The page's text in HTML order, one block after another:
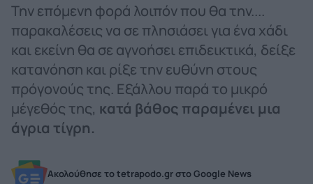
Την επόμενη φορά λοιπόν που θα την....
παρακαλέσεις να σε πλησιάσει για ένα χάδι
και εκείνη θα σε αγνοήσει επιδεικτικά, δείξε
κατανόηση και ρίξε την ευθύνη στους
πρόγονούς της. Εξάλλου παρά το μικρό
μέγεθός της, κατά βάθος παραμένει μια
άγρια τίγρη.
Ακολούθησε το tetrapodo.gr στο Google News